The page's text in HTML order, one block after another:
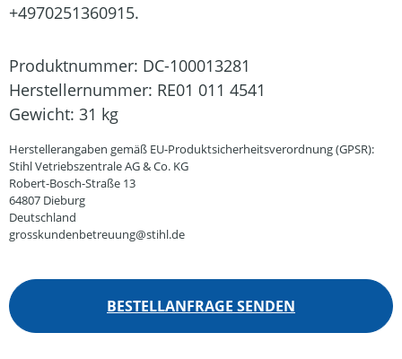
+4970251360915.
Produktnummer: DC-100013281
Herstellernummer: RE01 011 4541
Gewicht: 31 kg
Herstellerangaben gemäß EU-Produktsicherheitsverordnung (GPSR):
Stihl Vetriebszentrale AG & Co. KG
Robert-Bosch-Straße 13
64807 Dieburg
Deutschland
grosskundenbetreuung@stihl.de
BESTELLANFRAGE SENDEN